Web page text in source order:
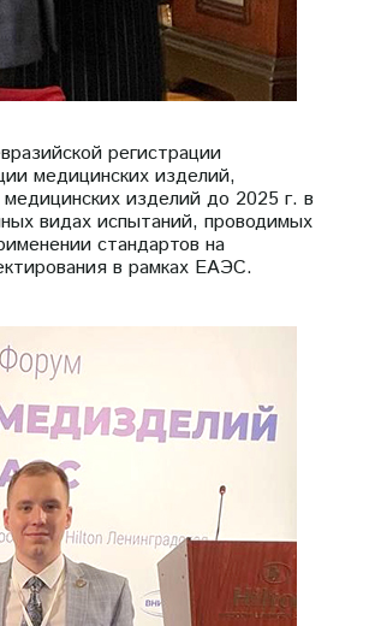
регистрации
медицинских изделий,
изделий до 2025 г. в
видах испытаний, проводимых
стандартов на
в рамках ЕАЭС.